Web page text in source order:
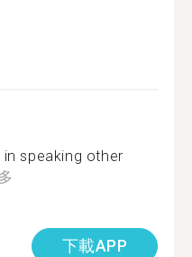
speaking other
下載APP